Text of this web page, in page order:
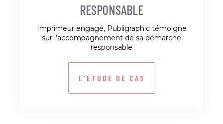
RESPONSABLE
Imprimeur engagé, Publigraphic témoigne
sur l’accompagnement de sa démarche
responsable
L'ÉTUDE DE CAS